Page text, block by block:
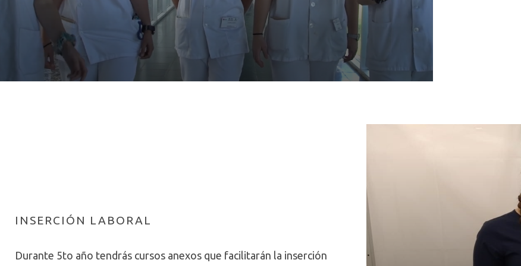
INSERCIÓN LABORAL
Durante 5to año tendrás cursos anexos que facilitarán la inserción